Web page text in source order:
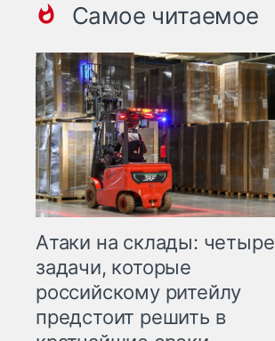
Самое читаемое
Атаки на склады: четыре
задачи, которые
российскому ритейлу
предстоит решить в